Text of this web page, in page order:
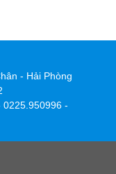
- Hải Phòng
-